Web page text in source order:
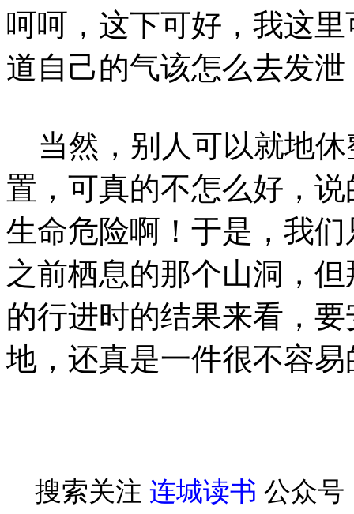
呵呵，这下可好，我这
道自己的气该怎么去发泄
当然，别人可以就地休
置，可真的不怎么好，
生命危险啊！于是，我
之前栖息的那个山洞，
的行进时的结果来看，
地，还真是一件很不容
搜索关注 连城读书 公众号